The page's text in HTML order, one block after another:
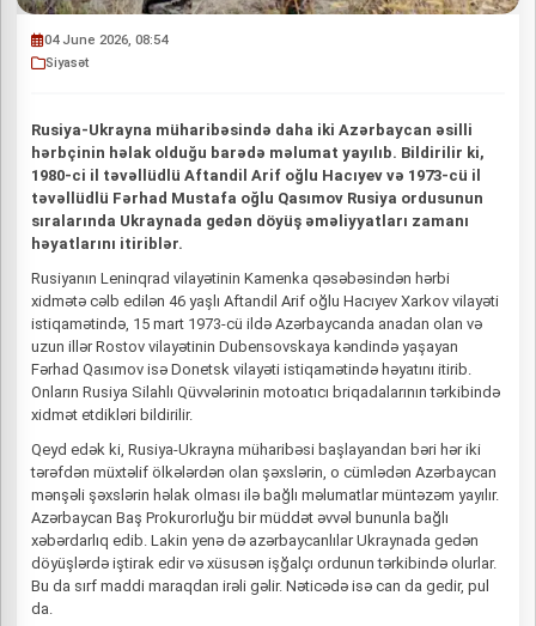
04 June 2026, 08:54
Siyasət
Rusiya-Ukrayna müharibəsində daha iki Azərbaycan əsilli
hərbçinin həlak olduğu barədə məlumat yayılıb. Bildirilir ki,
1980-ci il təvəllüdlü Aftandil Arif oğlu Hacıyev və 1973-cü il
təvəllüdlü Fərhad Mustafa oğlu Qasımov Rusiya ordusunun
sıralarında Ukraynada gedən döyüş əməliyyatları zamanı
həyatlarını itiriblər.
Rusiyanın Leninqrad vilayətinin Kamenka qəsəbəsindən hərbi
xidmətə cəlb edilən 46 yaşlı Aftandil Arif oğlu Hacıyev Xarkov vilayəti
istiqamətində, 15 mart 1973-cü ildə Azərbaycanda anadan olan və
uzun illər Rostov vilayətinin Dubensovskaya kəndində yaşayan
Fərhad Qasımov isə Donetsk vilayəti istiqamətində həyatını itirib.
Onların Rusiya Silahlı Qüvvələrinin motoatıcı briqadalarının tərkibində
xidmət etdikləri bildirilir.
Qeyd edək ki, Rusiya-Ukrayna müharibəsi başlayandan bəri hər iki
tərəfdən müxtəlif ölkələrdən olan şəxslərin, o cümlədən Azərbaycan
mənşəli şəxslərin həlak olması ilə bağlı məlumatlar müntəzəm yayılır.
Azərbaycan Baş Prokurorluğu bir müddət əvvəl bununla bağlı
xəbərdarlıq edib. Lakin yenə də azərbaycanlılar Ukraynada gedən
döyüşlərdə iştirak edir və xüsusən işğalçı ordunun tərkibində olurlar.
Bu da sırf maddi maraqdan irəli gəlir. Nəticədə isə can da gedir, pul
da.